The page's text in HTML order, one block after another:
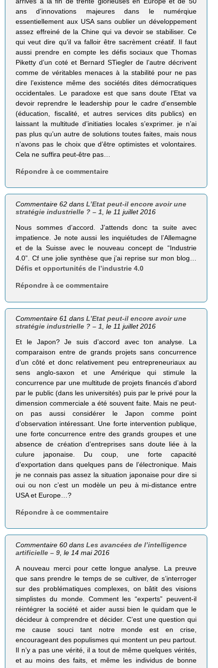
ans d’innovations majeures dans le numérqiue
essentiellement aux USA sans oublier un développement
assez effreiné de la Chine qui va devoir se stabiliser. Ce
qui veut dire qu’il va falloir être sacrèment créatif. Il faut
aussi prendre en compte les défis sociaux que Thomas
Piketty d’un coté et Bernard STiegler de l’autre décrivent
comme de véritables menaces à la stabilité pour ne pas
dire l’existence même des sociétés dites démocratiques
occidentales. Le paradoxe est que sans doute l’Etat va
devoir reprendre le leadership pour le cadre d’ensemble
(éducation, fiscalité, et autres services dits publics) en
laissant la multitude d’initiaties locales s’exprimer. je n’ai
pas plus qu’un autre de solutions toutes faites, mais nous
n’avons pas le choix que d’être optimistes et volontaires.
Cela ne suffira peut-être pas…
Répondre à ce commentaire
Commentaire 62 dansL’Etat peut-il encore avoir une
stratégie industrielle ? – 1, le 11 juillet 2016
Nous sommes d’accord. J’attends donc ta suite avec
impatience. Je note aussi les inquiétudes de l’Allemagne
et de la Suisse avec le nouveau concept de “Industrie
4.0”. Cf une jolie synthèse que j’ai reprise sur mon blog…
Défis et opportunités de l’industrie 4.0
Répondre à ce commentaire
Commentaire 61 dansL’Etat peut-il encore avoir une
stratégie industrielle ? – 1 , le 11 juillet 2016
Et le Japon? Je suis d’accord avec ton analyse. La
comparaison entre de grands projets sans concurrence
d’un côté et donc relativement peu entrepreneuriaux au
sens anglo-saxon et une Amérique qui stimule la
concurrence par une multitude de projets financés d’abord
par le public (dans les universités) puis par le privé pour la
dimension commerciale a été souvent faite. Mais ne peut-
on pas aussi considérer le Japon comme point
d’observation intéressant. Une forte intervention publique,
une forte concurrence entre des grands groupes et une
absence de création d’entreprises sans doute liée à la
culure japonaise. Du coup, une forte capacité
d’exportation dans quelques pans de l’électronique. Mais
je ne connais pas assez la situation japonaise pour dire si
oui ou non c’est un modèle un peu à mi-distance entre
USA et Europe…?
Répondre à ce commentaire
Commentaire 60 dansLes avancées de l’intelligence
artificielle – 9 , le 14 mai 2016
A nouveau merci pour cette longue analyse. La preuve
que sans prendre le temps de se cultiver, de s’interroger
sur des problématiques complexes, on bâtit des visions
simplistes du monde. Comment les “experts” peuvent-il
réintégrer la société et aider aussi bien le quidam que le
décideur à comprendre et décider. C’est une question qui
me cause souci tant notre monde est en crise,
encourageant des populismes qui montent un peu partout.
Il n’y a pas une vérité, il a tout de même quelques vérités,
et au moins des faits, et même les individus de bonne